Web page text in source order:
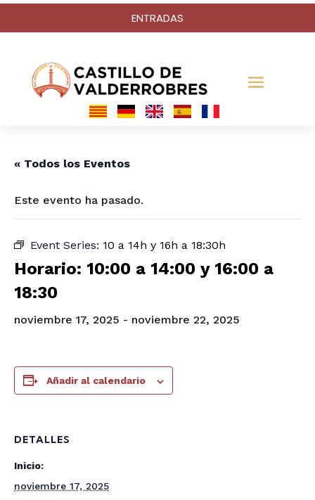
ENTRADAS
« Todos los Eventos
Este evento ha pasado.
Event Series: 10 a 14h y 16h a 18:30h
Horario: 10:00 a 14:00 y 16:00 a
18:30
noviembre 17, 2025 - noviembre 22, 2025
Añadir al calendario
DETALLES
Inicio:
noviembre 17, 2025